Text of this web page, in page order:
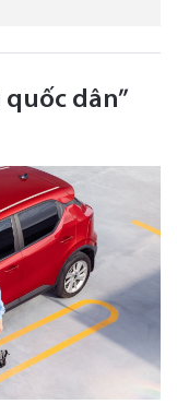
quốc dân”